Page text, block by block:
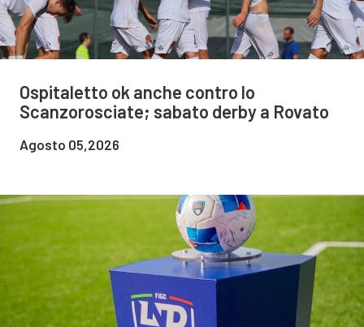
Ospitaletto ok anche contro lo
Scanzorosciate; sabato derby a Rovato
Agosto 05,2026